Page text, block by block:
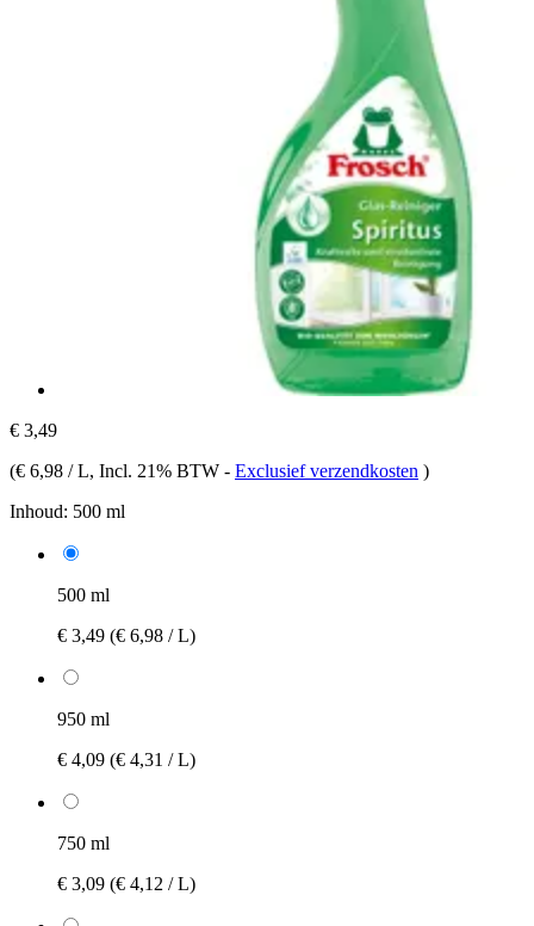
€ 3,49
(€ 6,98 / L, Incl. 21% BTW - Exclusief verzendkosten )
Inhoud: 500 ml
500 ml
€ 3,49 (€ 6,98 / L)
950 ml
€ 4,09 (€ 4,31 / L)
750 ml
€ 3,09 (€ 4,12 / L)